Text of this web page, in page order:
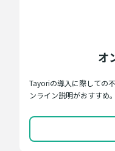
オ
Tayoriの導入に際しての
ンライン説明がおすすめ。